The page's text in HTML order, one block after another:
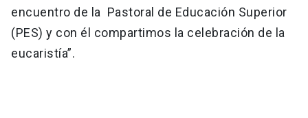
encuentro de la Pastoral de Educación Superior
(PES) y con él compartimos la celebración de la
eucaristía”.